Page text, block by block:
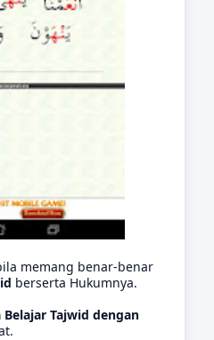
memang benar-benar
berserta Hukumnya.
Belajar Tajwid dengan